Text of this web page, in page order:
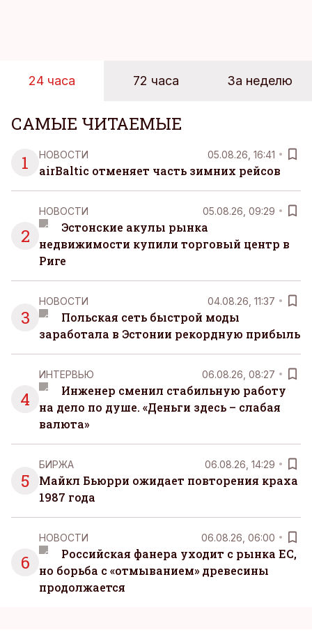
человека. Поэтому от отдыха все чаще ждут не
чаще люди ищут возможность просто быть здесь
и сейчас — без необходимости все
организовывать, планировать и за все отвечать
самостоятельно.
24 часа 72 часа За неделю
САМЫЕ ЧИТАЕМЫЕ
1
НОВОСТИ 05.08.26, 16:41
airBaltic отменяет часть зимних рейсов
2
НОВОСТИ 05.08.26, 09:29
Эстонские акулы рынка
недвижимости купили торговый центр в
Риге
3
НОВОСТИ 04.08.26, 11:37
Польская сеть быстрой моды
заработала в Эстонии рекордную прибыль
4
ИНТЕРВЬЮ 06.08.26, 08:27
Инженер сменил стабильную работу
на дело по душе. «Деньги здесь – слабая
валюта»
5
БИРЖА 06.08.26, 14:29
Майкл Бьюрри ожидает повторения краха
1987 года
6
НОВОСТИ 06.08.26, 06:00
Российская фанера уходит с рынка ЕС,
но борьба с «отмыванием» древесины
продолжается